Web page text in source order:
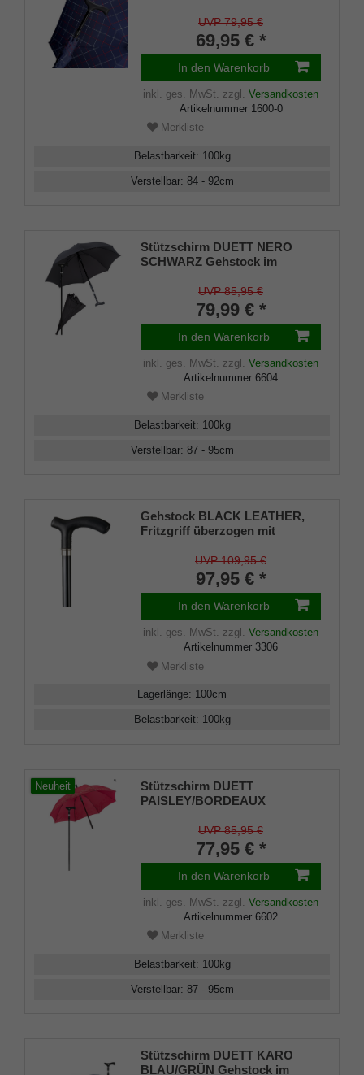
Fritzgriff, Automatiköffnung,
Schirmgestell aus 8 stabilen
Streben, edles Schirmdach aus
Stoff Karo blau rot
UVP 79,95 €
69,95 € *
In den Warenkorb
inkl. ges. MwSt. zzgl. Versandkosten
Artikelnummer 1600-0
Merkliste
Belastbarkeit: 100kg
Verstellbar: 84 - 92cm
Stützschirm DUETT NERO
SCHWARZ Gehstock im
höhenverstellbar, Fritzgriff,
Schirmhülle, Klettverschluss,
Gummipuffer Damen und
Herren
UVP 85,95 €
79,99 € *
In den Warenkorb
inkl. ges. MwSt. zzgl. Versandkosten
Artikelnummer 6604
Merkliste
Belastbarkeit: 100kg
Verstellbar: 87 - 95cm
Gehstock BLACK LEATHER,
Fritzgriff überzogen mit
Glatt-Leder, Stock schwarz
lackiertes Buchenholz,
Chromring, Gummipuffer
UVP 109,95 €
97,95 € *
In den Warenkorb
inkl. ges. MwSt. zzgl. Versandkosten
Artikelnummer 3306
Merkliste
Lagerlänge: 100cm
Belastbarkeit: 100kg
Neuheit
Stützschirm DUETT
PAISLEY/BORDEAUX
höhenverstellbar, Fritzgriff,
Schirmhülle, Klettverschluss,
Gummipuffer Damen und
Herren
UVP 85,95 €
77,95 € *
In den Warenkorb
inkl. ges. MwSt. zzgl. Versandkosten
Artikelnummer 6602
Merkliste
Belastbarkeit: 100kg
Verstellbar: 87 - 95cm
Stützschirm DUETT KARO
BLAU/GRÜN Gehstock im